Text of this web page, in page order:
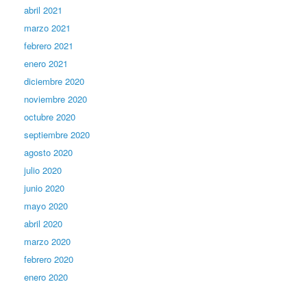
abril 2021
marzo 2021
febrero 2021
enero 2021
diciembre 2020
noviembre 2020
octubre 2020
septiembre 2020
agosto 2020
julio 2020
junio 2020
mayo 2020
abril 2020
marzo 2020
febrero 2020
enero 2020